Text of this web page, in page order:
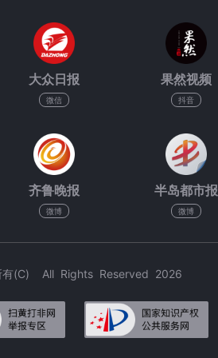
大众日报
微信
果然视频
抖音
齐鲁晚报
微博
半岛都市报
微博
有(C) All Rights Reserved 2026